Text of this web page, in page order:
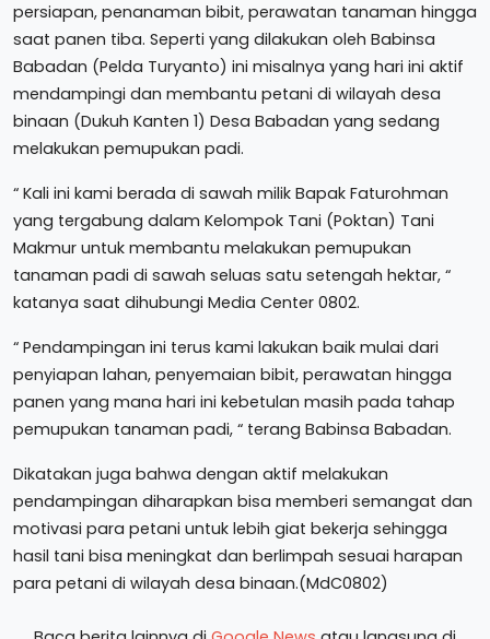
persiapan, penanaman bibit, perawatan tanaman hingga
saat panen tiba. Seperti yang dilakukan oleh Babinsa
Babadan (Pelda Turyanto) ini misalnya yang hari ini aktif
mendampingi dan membantu petani di wilayah desa
binaan (Dukuh Kanten 1) Desa Babadan yang sedang
melakukan pemupukan padi.
“ Kali ini kami berada di sawah milik Bapak Faturohman
yang tergabung dalam Kelompok Tani (Poktan) Tani
Makmur untuk membantu melakukan pemupukan
tanaman padi di sawah seluas satu setengah hektar, “
katanya saat dihubungi Media Center 0802.
“ Pendampingan ini terus kami lakukan baik mulai dari
penyiapan lahan, penyemaian bibit, perawatan hingga
panen yang mana hari ini kebetulan masih pada tahap
pemupukan tanaman padi, “ terang Babinsa Babadan.
Dikatakan juga bahwa dengan aktif melakukan
pendampingan diharapkan bisa memberi semangat dan
motivasi para petani untuk lebih giat bekerja sehingga
hasil tani bisa meningkat dan berlimpah sesuai harapan
para petani di wilayah desa binaan.(MdC0802)